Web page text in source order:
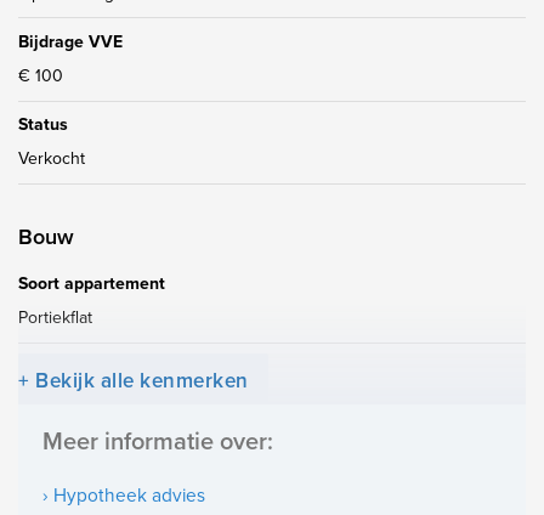
Bijdrage VVE
€ 100
Status
Verkocht
Bouw
Soort appartement
Portiekflat
+ Bekijk alle kenmerken
Meer informatie over:
› Hypotheek advies